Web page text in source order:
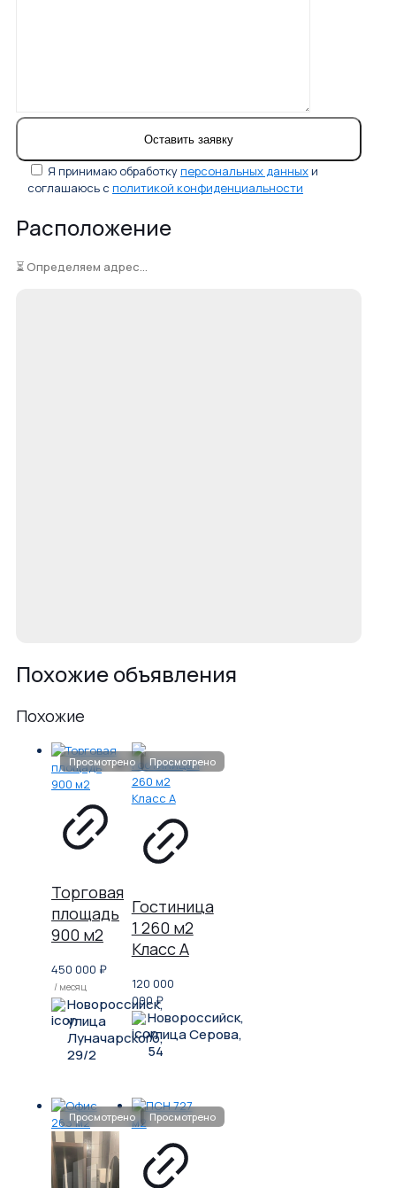
Я принимаю обработкуперсональных данных и
соглашаюсь с политикой конфиденциальности
Расположение
⏳ Определяем адрес...
Похожие объявления
Похожие
Торговая
площадь
900 м2
450 000 ₽
/ месяц
Новороссийск,
улица
Луначарского,
29/2
Гостиница
1 260 м2
Класс A
120 000
000₽
Новороссийск,
улица Серова,
54